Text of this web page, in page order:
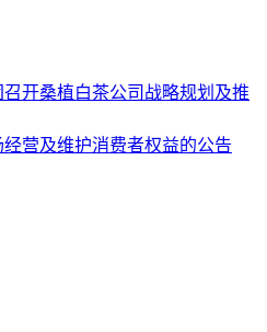
召开桑植白茶公司战略规划及推
营及维护消费者权益的公告